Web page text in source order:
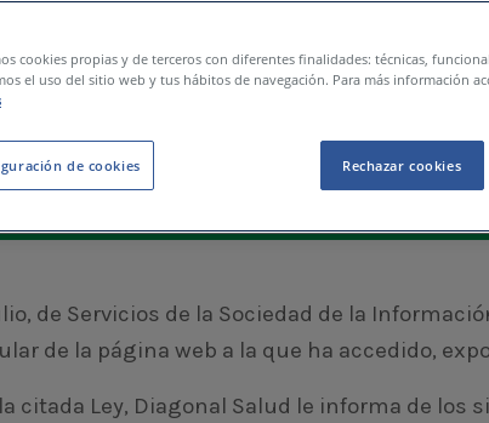
Aviso legal
de Servicios de la Sociedad de la
de la página web a la que ha accedido,
citada Ley, Diagonal Salud le informa de los
cookies propias y de terceros con diferentes finalidades: técnicas,
el uso del sitio web y tus hábitos de navegación. Para más información
de cookies Rechazar cookies